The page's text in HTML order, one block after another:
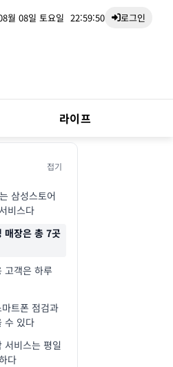
월 08일 토요일 22:59:51 로그인
라이프
접기
삼성스토어
비스다
매장은 총 7곳
고객은 하루
트폰 점검과
수 있다
서비스는 평일
다